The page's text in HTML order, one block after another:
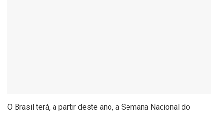
O Brasil terá, a partir deste ano, a Semana Nacional do